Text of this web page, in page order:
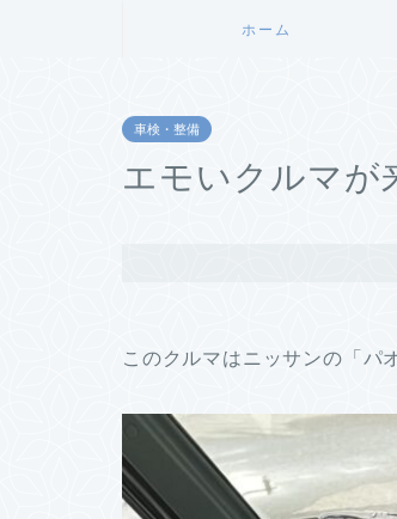
ホーム
車検・整備
エモいクルマが
このクルマはニッサンの「パ